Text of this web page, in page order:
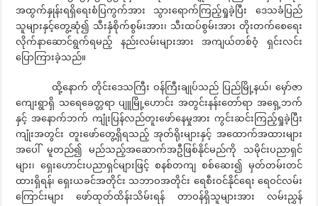
အထွက်နှုန်းရရှိရေးစံပြကွက်အား သွားရောက်ကြည့်ရှုခဲ့ပြီး ဒေသခံပြည်
သူများနှင့်တွေ့ဆုံ၍ သီးနှံစိုက်စွမ်းအား၊ သီးထပ်စွမ်းအား တိုးတက်စေရေး
လိုက်နာဆောင်ရွက်ရမည့် နည်းလမ်းများအား အကျယ်တစ်ဝံ့ ရှင်းလင်း
ပြောကြားခဲ့သည်။
ထို့နောက် တိုင်းဒေသကြီး ဝန်ကြီးချုပ်သည် ပြည်မြို့နယ်၊ မှော်ဇာ
ကျေးရွာရှိ သရေခေတ္တရာ ပျူမြို့ဟောင်း အတွင်းနန်းတော်ရာ အရှေ့ဘက်
နှင့် အနောက်ဘက် ကျုံးပြန်လည်တူးဖော်နေမှုအား ကွင်းဆင်းကြည့်ရှုခဲ့ပြီး
ကျုံးအတွင်း တူးဖော်တွေ့ရှိရသည့် အုတ်ရိုးများနှင့် အထောက်အထားများ
အပေါ် မူတည်၍ မည်သည့်အဆောက်အဦဖြစ်နိုင်မည်ကို သမိုင်းပညာရှင်
များ၊ ရှေးဟောင်းပညာရှင်များဖြင့် စနစ်တကျ စစ်ဆေး၍ မှတ်တမ်းတင်
ထားရှိရန်၊ ရှေးယခင်အတိုင်း သဘာဝအတိုင်း ရေစီးဝင်နိုင်ရေး ရေဝင်လမ်း
ကြောင်းများ ဖော်ထုတ်ထိန်းသိမ်းရန် တာဝန်ရှိသူများအား လမ်းညွှန်